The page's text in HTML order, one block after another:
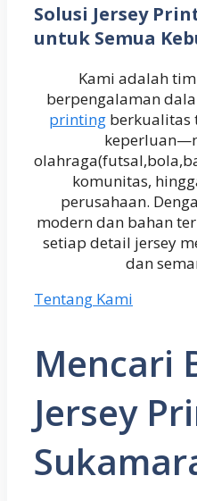
Solusi Jersey
untuk Semua
Kami adalah
berpengalaman
printingberkualitas
komunitas,
perusahaan.
modern dan bahan
setiap detail jersey
dan
Tentang Kami
Mencari
Jersey